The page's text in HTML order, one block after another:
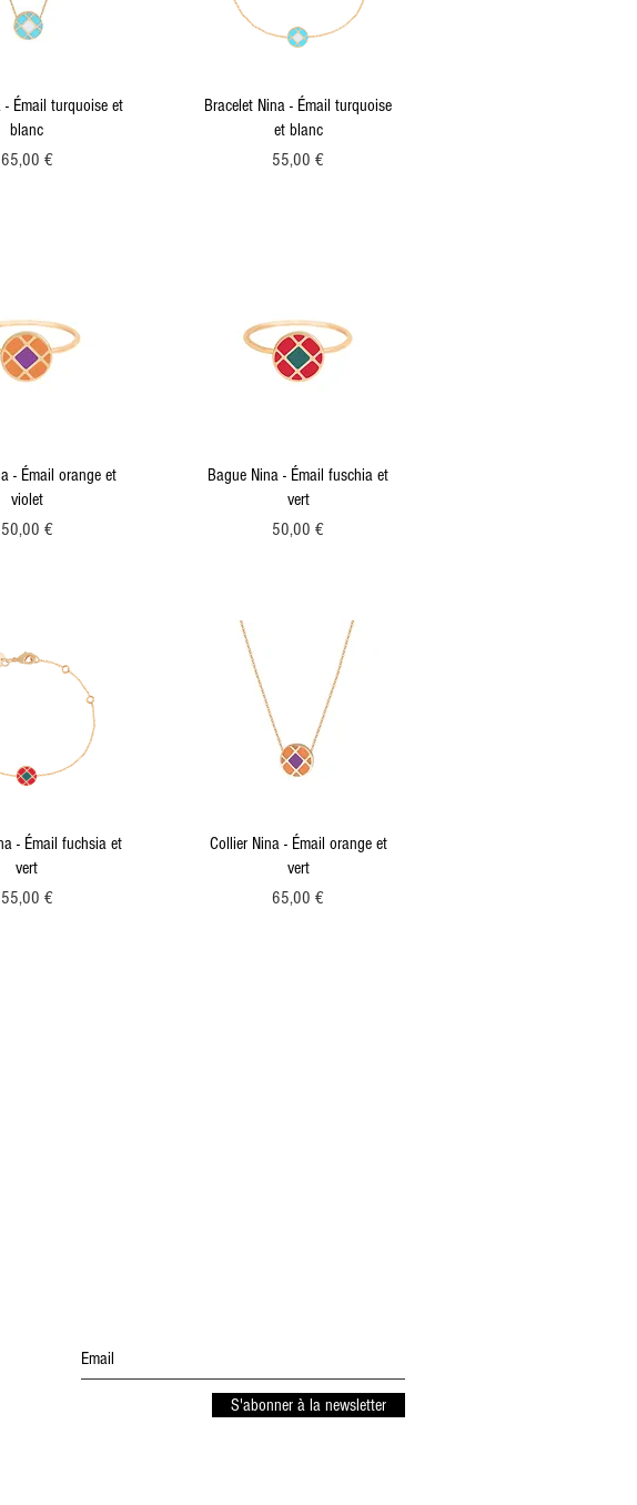
rapide
- Émail turquoise et
blanc
Prix
65,00 €
Aperçu rapide
Bracelet Nina - Émail turquoise
et blanc
Prix
55,00 €
rapide
- Émail orange et
violet
Prix
50,00 €
Aperçu rapide
Bague Nina - Émail fuschia et
vert
Prix
50,00 €
rapide
- Émail fuchsia et
vert
Prix
55,00 €
Aperçu rapide
Collier Nina - Émail orange et
vert
Prix
65,00 €
S'abonner à la newsletter